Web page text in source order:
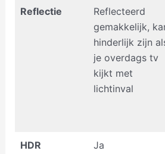
Reflectie
Reflecteerd
gemakkelijk,
hinderlijk zijn
je overdags tv
kijkt met
lichtinval
HDR
Ja